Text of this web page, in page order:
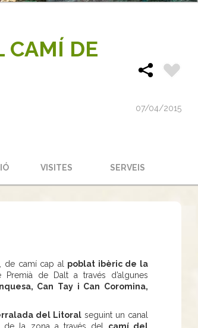
CAMÍ DE
07/04/2015
VISITES SERVEIS
de camí cap al poblat ibèric de la
de Dalt a través d’algunes
Can Tay i Can Coromina,
del Litoralseguint un canal